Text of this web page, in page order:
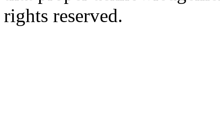
rights reserved.